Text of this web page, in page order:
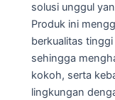
solusi unggul
Produk ini
berkualitas
sehingga
kokoh, serta
lingkungan